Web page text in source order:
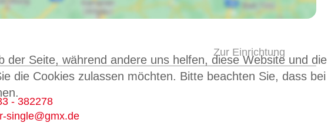
Zur Einrichtung
- 382278
single@gmx.de
Seite, während andere uns helfen, diese Website und die
die Cookies zulassen möchten. Bitte beachten Sie, dass bei